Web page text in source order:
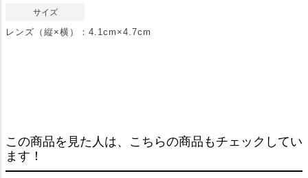
サイズ
レンズ（縦×横）：4.1cm×4.7cm
この商品を見た人は、こちらの商品もチェックしてい
ます！